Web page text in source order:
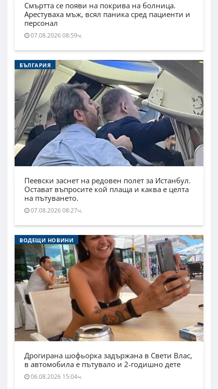
Смъртта се появи на покрива на болница.
Арестуваха мъж, всял паника сред пациенти и
персонал
07.08.2026 08:59ч.
БЪЛГАРИЯ
Пеевски заснет на редовен полет за Истанбул.
Остават въпросите кой плаща и каква е целта
на пътуването.
07.08.2026 08:27ч.
ВОДЕЩИ НОВИНИ
Дрогирана шофьорка задържана в Свети Влас,
в автомобила е пътувало и 2-годишно дете
06.08.2026 15:04ч.